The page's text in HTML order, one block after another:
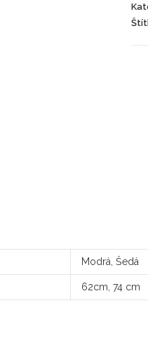
Modrá, Šedá
62cm, 74 cm